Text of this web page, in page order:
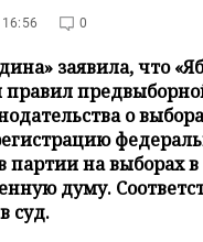
0
заявила, что
о
партии на выборах в
думу.
суд.